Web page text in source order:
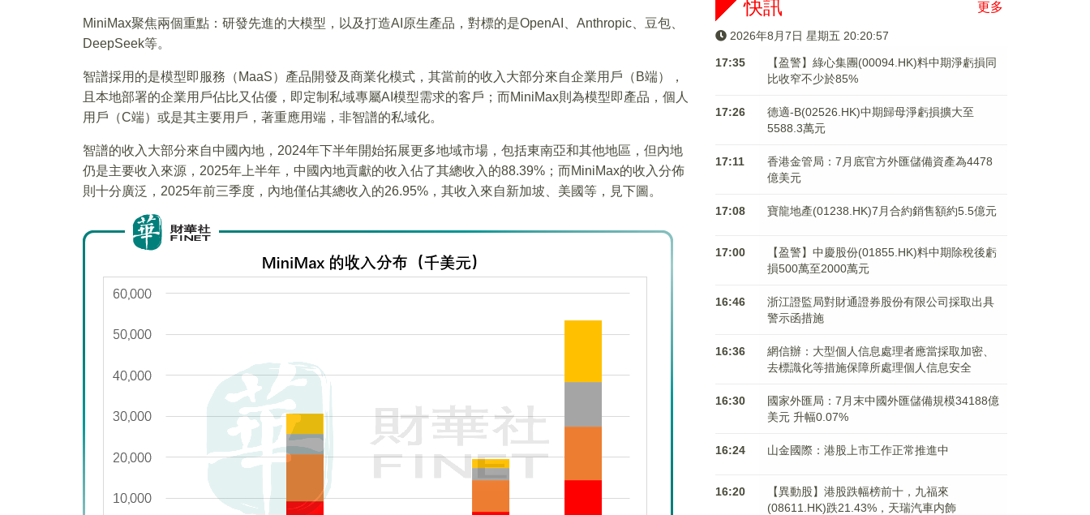
MiniMax聚焦兩個重點：研發先進的大模型，以及打造AI原生產品，對標的是OpenAI、Anthropic、豆包、
DeepSeek等。
智譜採用的是模型即服務（MaaS）產品開發及商業化模式，其當前的收入大部分來自企業用戶（B端），
且本地部署的企業用戶佔比又佔優，即定制私域專屬AI模型需求的客戶；而MiniMax則為模型即產品，個人
用戶（C端）或是其主要用戶，著重應用端，非智譜的私域化。
智譜的收入大部分來自中國內地，2024年下半年開始拓展更多地域市場，包括東南亞和其他地區，但內地
仍是主要收入來源，2025年上半年，中國內地貢獻的收入佔了其總收入的88.39%；而MiniMax的收入分佈
則十分廣泛，2025年前三季度，內地僅佔其總收入的26.95%，其收入來自新加坡、美國等，見下圖。
更多
快訊
2026年8月7日 星期五 20:20:58
17:35
【盈警】綠心集團(00094.HK)料中期淨虧損同
比收窄不少於85%
17:26
德適-B(02526.HK)中期歸母淨虧損擴大至
5588.3萬元
17:11
香港金管局：7月底官方外匯儲備資產為4478
億美元
17:08 寶龍地產(01238.HK)7月合約銷售額約5.5億元
17:00
【盈警】中慶股份(01855.HK)料中期除稅後虧
損500萬至2000萬元
16:46
浙江證監局對財通證券股份有限公司採取出具
警示函措施
16:36
網信辦：大型個人信息處理者應當採取加密、
去標識化等措施保障所處理個人信息安全
16:30
國家外匯局：7月末中國外匯儲備規模34188億
美元 升幅0.07%
16:24 山金國際：港股上市工作正常推進中
16:20
【異動股】港股跌幅榜前十，九福來
(08611.HK)跌21.43%，天瑞汽車内飾